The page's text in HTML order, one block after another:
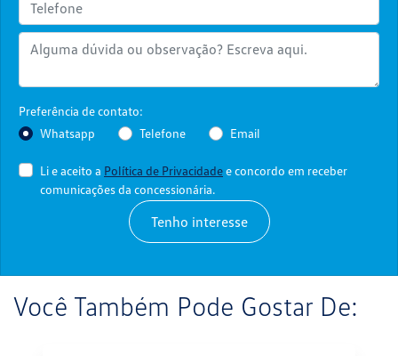
Preferência de contato:
Whatsapp
Telefone Email
Li e aceito a Política de Privacidadee concordo em receber
comunicações da concessionária.
Tenho interesse
Você Também Pode Gostar De: